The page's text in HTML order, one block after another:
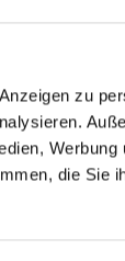
zu
die Sie